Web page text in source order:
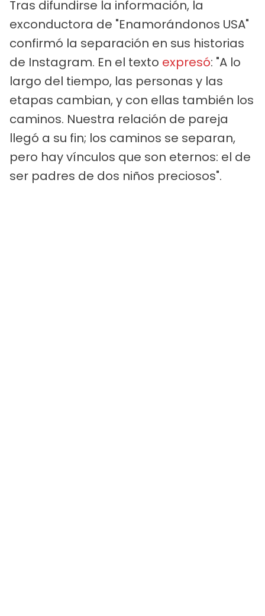
Tras difundirse la información, la
exconductora de "Enamorándonos USA"
confirmó la separación en sus historias
de Instagram. En el texto expresó: "A lo
largo del tiempo, las personas y las
etapas cambian, y con ellas también los
caminos. Nuestra relación de pareja
llegó a su fin; los caminos se separan,
pero hay vínculos que son eternos: el de
ser padres de dos niños preciosos".